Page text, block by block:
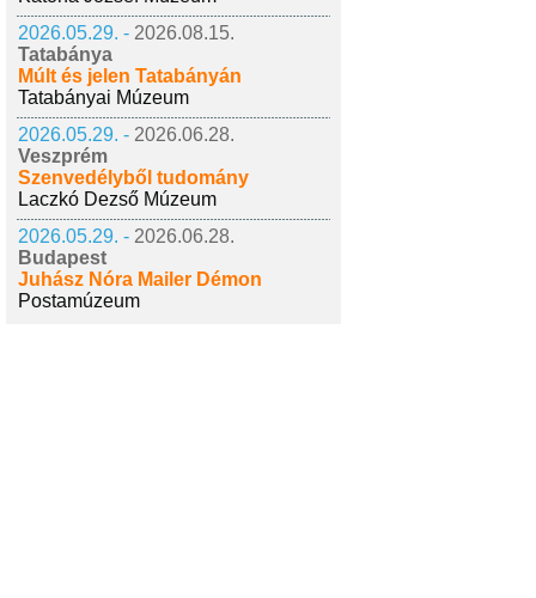
2026.05.29. - 2026.08.15.
Tatabánya
Múlt és jelen Tatabányán
Tatabányai Múzeum
2026.05.29. - 2026.06.28.
Veszprém
Szenvedélyből tudomány
Laczkó Dezső Múzeum
2026.05.29. - 2026.06.28.
Budapest
Juhász Nóra Mailer Démon
Postamúzeum